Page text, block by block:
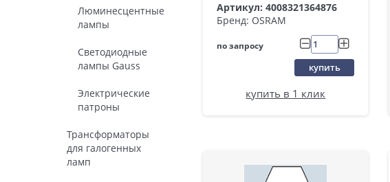
Люминесцентные
лампы
Светодиодные
лампы Gauss
Электрические
патроны
Трансформаторы
для галогенных
ламп
Артикул: 4008321364876
Бренд: OSRAM
по запросу
купить
купить в 1 клик